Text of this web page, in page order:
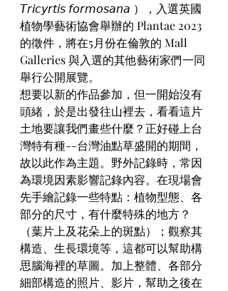
𝘛𝘳𝘪𝘤𝘺𝘳𝘵𝘪𝘴 𝘧𝘰𝘳𝘮𝘰𝘴𝘢𝘯𝘢 ），入選英國
植物學藝術協會舉辦的 Plantae 2023
的徵件，將在5月份在倫敦的 Mall
Galleries 與入選的其他藝術家們一同
舉行公開展覽。
想要以新的作品參加，但一開始沒有
頭緒，於是出發往山裡去，看看這片
土地要讓我們畫些什麼？正好碰上台
灣特有種--台灣油點草盛開的期間，
故以此作為主題。野外記錄時，常因
為環境因素影響記錄內容。在現場會
先手繪記錄一些特點：植物型態、各
部分的尺寸，有什麼特殊的地方？
（葉片上及花朵上的斑點）；觀察其
構造、生長環境等，這都可以幫助構
思腦海裡的草圖。加上整體、各部分
細部構造的照片、影片，幫助之後在